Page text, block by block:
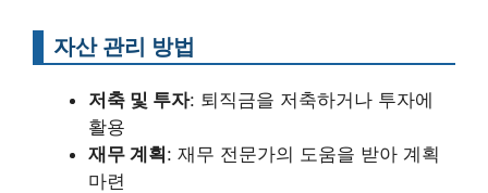
자산 관리 방법
저축 및 투자: 퇴직금을 저축하거나 투자에
활용
재무 계획: 재무 전문가의 도움을 받아 계획
마련